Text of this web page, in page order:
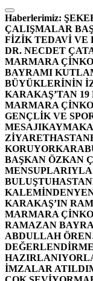
Haberlerimiz:
ÇALIŞMALAR
FİZİK TEDAVİ VE
DR. NECDET
MARMARA
BAYRAMI
BÜYÜKLERİNİN
KARAKAŞ’TAN
MARMARA
GENÇLİK VE
MESAJI
ZİYARET
KORUYOR
BAŞKAN ÖZKAN
MENSUPLARIYLA
BULUŞTU
KALEMİNDEN
KARAKAŞ’IN
MARMARA
RAMAZAN
ABDULLAH
İMZALAR ATILDI